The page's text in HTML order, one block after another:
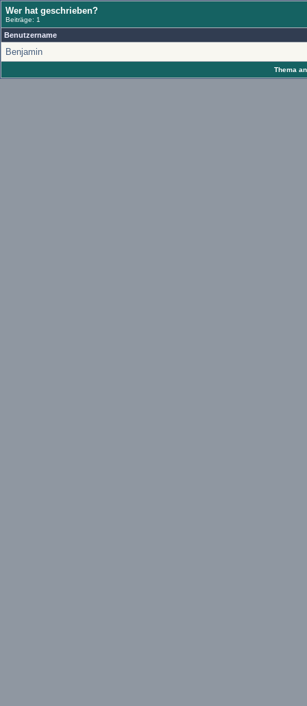
Wer hat geschrieben?
Beiträge: 1
Benutzername
Benjamin
Thema